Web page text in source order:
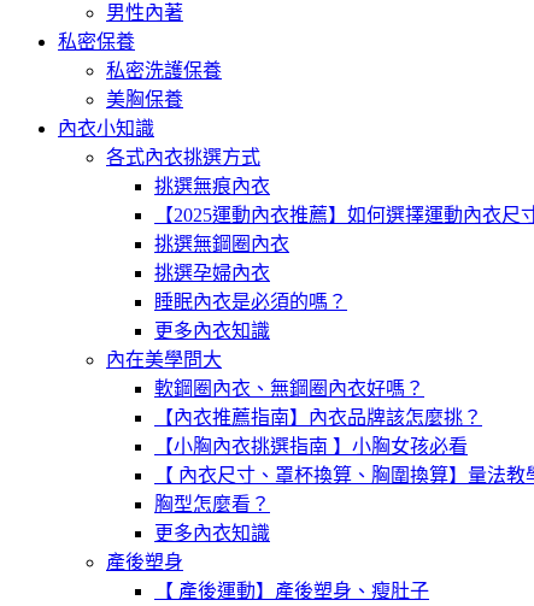
男性內著
私密保養
私密洗護保養
美胸保養
內衣小知識
各式內衣挑選方式
挑選無痕內衣
【2025運動內衣推薦】如何選擇運動內衣尺
挑選無鋼圈內衣
挑選孕婦內衣
睡眠內衣是必須的嗎？
更多內衣知識
內在美學問大
軟鋼圈內衣、無鋼圈內衣好嗎？
【內衣推薦指南】內衣品牌該怎麼挑？
【小胸內衣挑選指南 】小胸女孩必看
【 內衣尺寸、罩杯換算、胸圍換算】量法教
胸型怎麼看？
更多內衣知識
產後塑身
【 產後運動】產後塑身、瘦肚子